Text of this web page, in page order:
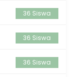
36 Siswa
36 Siswa
36 Siswa